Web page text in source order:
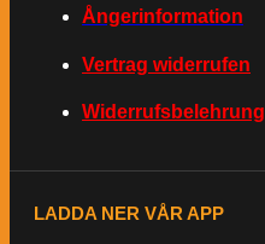
Ångerinformation
Vertrag widerrufen
Widerrufsbelehrung
LADDA NER VÅR APP